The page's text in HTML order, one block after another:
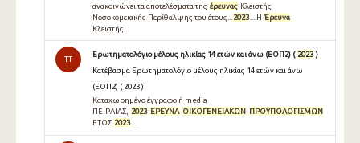
ανακοινώνει τα αποτελέσματα της έρευνας Κλειστής
Νοσοκομειακής Περίθαλψης του έτους...
2023....Η Έρευνα
Κλειστής...
TT
Ερωτηματολόγιο μέλους ηλικίας 14 ετών και άνω (ΕΟΠ2) ( 2023)
Κατέβασμα Ερωτηματολόγιο μέλους ηλικίας 14 ετών και άνω
(ΕΟΠ2) ( 2023 )
Καταχωρημένο έγγραφο ή media
ΠΕΙΡΑΙΑΣ, 2023 ΕΡΕΥΝΑ ΟΙΚΟΓΕΝΕΙΑΚΩΝ ΠΡΟΫΠΟΛΟΓΙΣΜΩΝ
ΕΤΟΣ 2023...